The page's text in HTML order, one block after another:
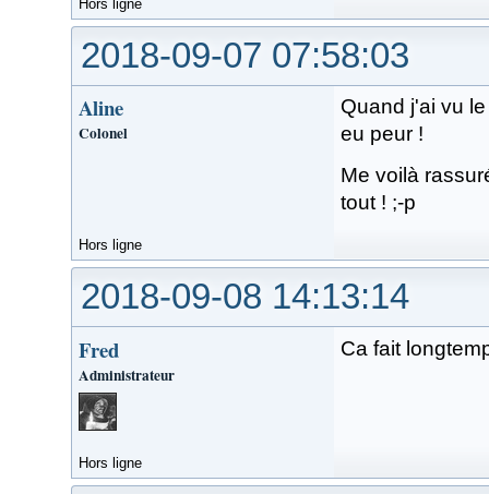
Hors ligne
2018-09-07 07:58:03
Aline
Colonel
Quand j'ai vu
eu peur !
Me voilà
tout ! ;-p
Hors ligne
2018-09-08 14:13:14
Fred
Administrateur
Ca fait
Hors ligne